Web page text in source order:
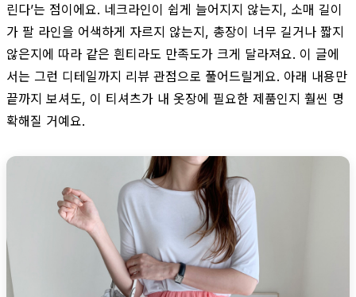
린다’는 점이에요. 네크라인이 쉽게 늘어지지 않는지, 소매 길이
가 팔 라인을 어색하게 자르지 않는지, 총장이 너무 길거나 짧지
않은지에 따라 같은 흰티라도 만족도가 크게 달라져요. 이 글에
서는 그런 디테일까지 리뷰 관점으로 풀어드릴게요. 아래 내용만
끝까지 보셔도, 이 티셔츠가 내 옷장에 필요한 제품인지 훨씬 명
확해질 거예요.